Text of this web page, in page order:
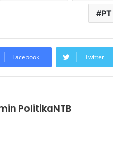
Facebook Twitter
PolitikaNTB